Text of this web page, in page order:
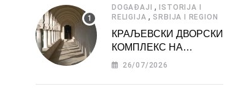
DOGAĐAJI , ISTORIJA I
RELIGIJA , SRBIJA I REGION
КРАЉЕВСКИ ДВОРСКИ
КОМПЛЕКС НА
ДЕДИЊУ –
АТРАКЦИЈА
26/07/2026